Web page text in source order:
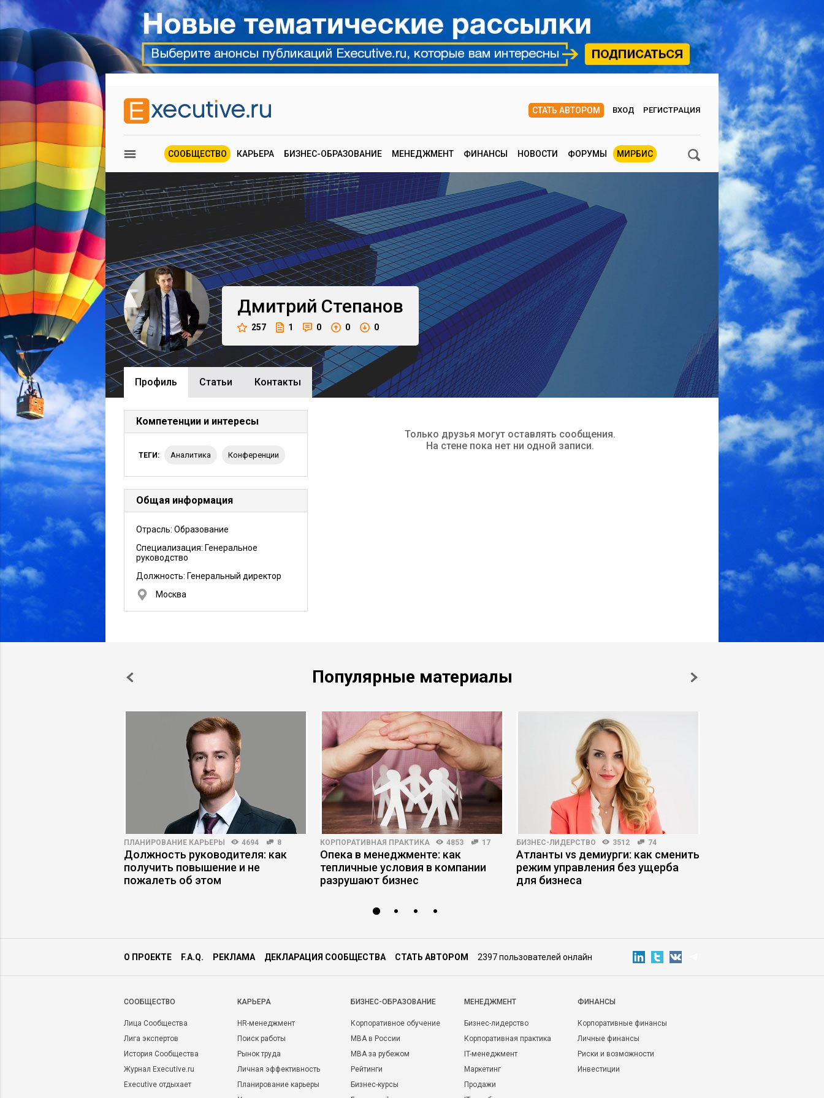
СТАТЬ АВТОРОМ ВХОД РЕГИСТРАЦИЯ
СООБЩЕСТВО КАРЬЕРА БИЗНЕС-ОБРАЗОВАНИЕ МЕНЕДЖМЕНТ ФИНАНСЫ НОВОСТИ ФОРУМЫ МИРБИС
Дмитрий Степанов
257 1 0 0 0
Профиль Cтатьи Контакты
Компетенции и интересы
ТЕГИ: аналитика конференции
Общая информация
Отрасль: Образование
Специализация: Генеральное
руководство
Должность: Генеральный директор
Москва
Только друзья могут оставлять сообщения.
На стене пока нет ни одной записи.
Популярные материалы
ПЛАНИРОВАНИЕ КАРЬЕРЫ 4694 8
Должность руководителя: как
получить повышение и не
пожалеть об этом
КОРПОРАТИВНАЯ ПРАКТИКА 4853 17
Опека в менеджменте: как
тепличные условия в компании
разрушают бизнес
БИЗНЕС-ЛИДЕРСТВО 3512 74
Атланты vs демиурги: как сменить
режим управления без ущерба
для бизнеса
О ПРОЕКТЕ F.A.Q. РЕКЛАМА ДЕКЛАРАЦИЯ СООБЩЕСТВА СТАТЬ АВТОРОМ 2397 пользователей онлайн
CООБЩЕСТВО
Лица Сообщества
Лига экспертов
История Сообщества
Журнал Executive.ru
Executive отдыхает
КАРЬЕРА
HR-менеджмент
Поиск работы
Рынок труда
Личная эффективность
Планирование карьеры
БИЗНЕС-ОБРАЗОВАНИЕ
Корпоративное обучение
MBA в России
MBA за рубежом
Рейтинги
Бизнес-курсы
МЕНЕДЖМЕНТ
Бизнес-лидерство
Корпоративная практика
IT-менеджмент
Маркетинг
Продажи
ФИНАНСЫ
Корпоративные финансы
Личные финансы
Риски и возможности
Инвестиции